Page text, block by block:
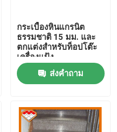
กระเบื้องหินแกรนิต
ธรรมชาติ 15 มม. และ
ตกแต่งสำหรับท็อปโต๊ะ
เครื่องแป้ง
ส่งคำถาม